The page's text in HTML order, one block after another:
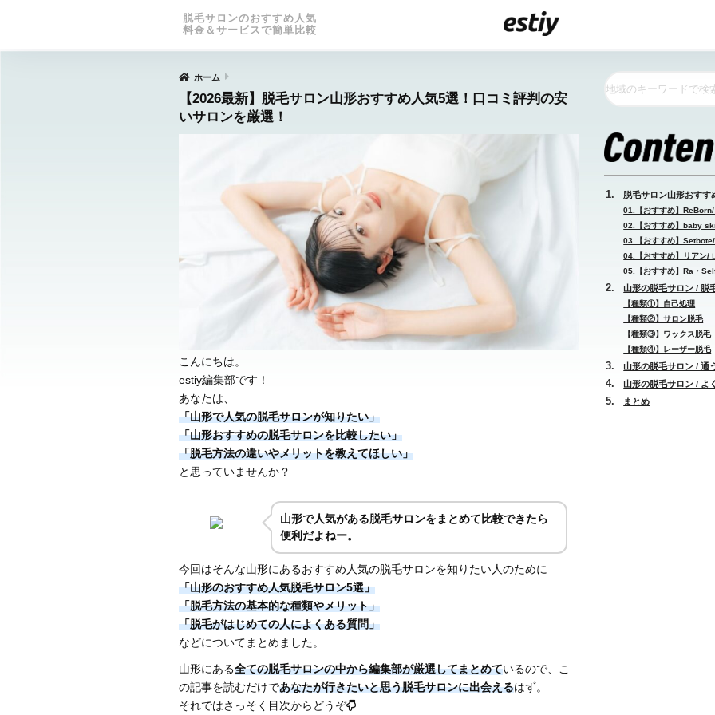
脱毛サロンのおすすめ人気
料金＆サービスで簡単比較
ホーム
【2026最新】脱毛サロン山形おすすめ人気5選！口コミ評判の安
いサロンを厳選！
こんにちは。
estiy編集部です！
あなたは、
「山形で人気の脱毛サロンが知りたい」
「山形おすすめの脱毛サロンを比較したい」
「脱毛方法の違いやメリットを教えてほしい」
と思っていませんか？
山形で人気がある脱毛サロンをまとめて比較できたら
便利だよねー。
今回はそんな山形にあるおすすめ人気の脱毛サロンを知りたい人のために
「山形のおすすめ人気脱毛サロン5選」
「脱毛方法の基本的な種類やメリット」
「脱毛がはじめての人によくある質問」
などについてまとめました。
山形にある全ての脱毛サロンの中から編集部が厳選してまとめているので、こ
の記事を読むだけであなたが行きたいと思う脱毛サロンに出会えるはず。
それではさっそく目次からどうぞ
脱毛サロン山形おすす
01.【おすすめ】
02.【おすすめ】baby
03.【おすすめ】
04.【おすすめ】リアン/
05.【おすすめ】Ra・
山形の脱毛サロン / 脱
【種類①】自己処理
【種類②】サロン脱毛
【種類③】ワックス脱毛
【種類④】レーザー脱毛
山形の脱毛サロン / 通
山形の脱毛サロン / よ
まとめ